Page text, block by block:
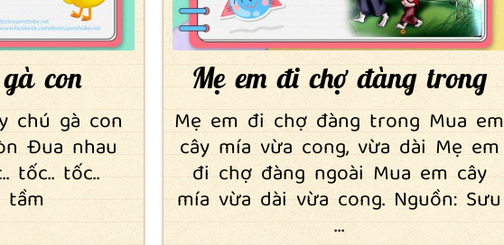
con
chú gà con
Đua nhau
tốc.. tốc..
tầm
Mẹ em đi chợ đàng trong
Mẹ em đi chợ đàng trong Mua em
cây mía vừa cong, vừa dài Mẹ em
đi chợ đàng ngoài Mua em cây
mía vừa dài vừa cong. Nguồn: Sưu
...